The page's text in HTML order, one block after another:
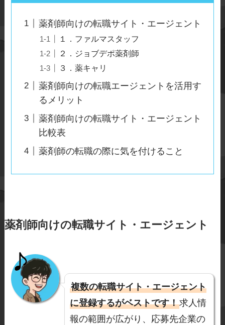
薬剤師向けの転職サイト・エージェント
１．ファルマスタッフ
２．ジョブデポ薬剤師
３．薬キャリ
薬剤師向けの転職エージェントを活用す
るメリット
薬剤師向けの転職サイト・エージェント
比較表
薬剤師の転職の際に気を付けること
薬剤師向けの転職サイト・エージェント
複数の転職サイト・エージェント
に登録するがベストです！求人情
報の範囲が広がり、応募先企業の